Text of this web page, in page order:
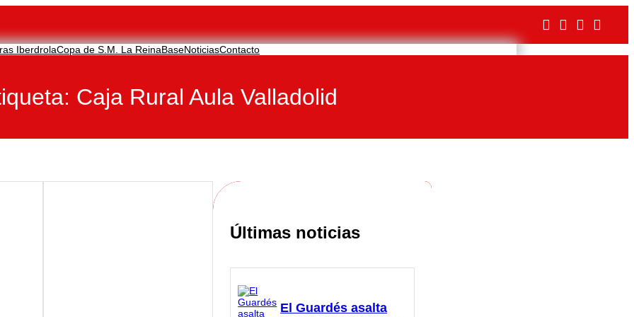
IberdrolaCopa de S.M. La ReinaBaseNoticiasContacto
Caja Rural Aula Valladolid
Últimas noticias
El Guardés asalta